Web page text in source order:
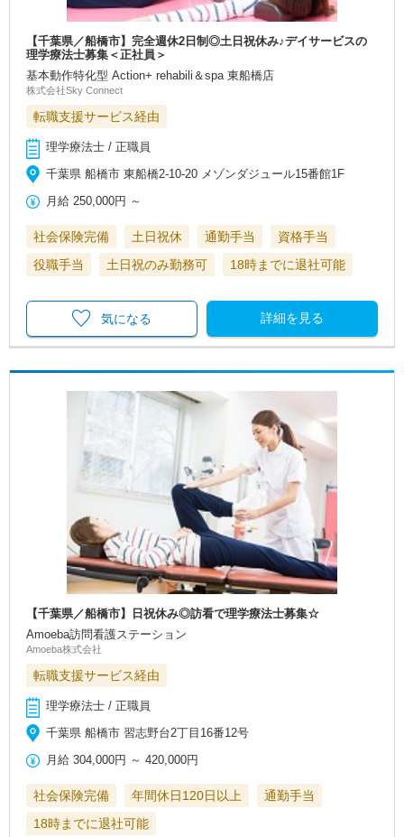
【千葉県／船橋市】完全週休2日制◎土日祝休み♪デイサービスの
理学療法士募集＜正社員＞
基本動作特化型 Action+ rehabili＆spa 東船橋店
株式会社Sky Connect
転職支援サービス経由
理学療法士 / 正職員
千葉県 船橋市 東船橋2-10-20 メゾンダジュール15番館1F
月給 250,000円 ～
社会保険完備 土日祝休 通勤手当
資格手当
役職手当
土日祝のみ勤務可 18時までに退社可能
詳細を見る
気になる
【千葉県／船橋市】日祝休み◎訪看で理学療法士募集☆
Amoeba訪問看護ステーション
Amoeba株式会社
転職支援サービス経由
理学療法士 / 正職員
千葉県 船橋市 習志野台2丁目16番12号
月給 304,000円 ～420,000円
社会保険完備 年間休日120日以上
通勤手当
18時までに退社可能